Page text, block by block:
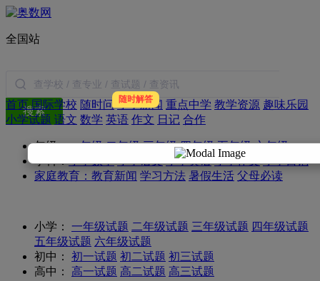
全国站
搜索
首页国际学校 随时问 随时解答
小学新闻 重点中学 教学资源 趣味乐园
小学试题 语文 数学 英语 作文 日记 合作
年级：一年级 二年级 三年级 四年级 五年级 六年级
学科：小学数学 小学语文 小学英语 小学作文 小学日记
家庭教育： 教育新闻 学习方法 暑假生活 父母必读
小学： 一年级试题 二年级试题 三年级试题 四年级试题
五年级试题 六年级试题
初中：
初一试题 初二试题 初三试题
高中：
高一试题 高二试题 高三试题